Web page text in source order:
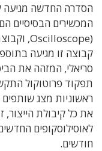
הסדרה החדשה מגיעה
סריאלי, המזהה את
תפקוד פרוטוקול
ראשוניות מצג
את כל קיבולת
חודשים.